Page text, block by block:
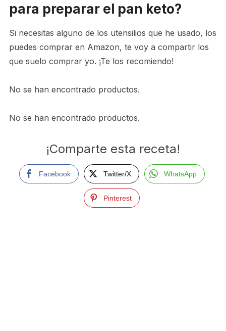
para preparar el pan keto?
Si necesitas alguno de los utensilios que he usado, los
puedes comprar en Amazon, te voy a compartir los
que suelo comprar yo. ¡Te los recomiendo!
No se han encontrado productos.
No se han encontrado productos.
¡Comparte esta receta!
Facebook Twitter/X WhatsApp
Pinterest